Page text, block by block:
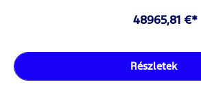
48965,81 €*
Részletek